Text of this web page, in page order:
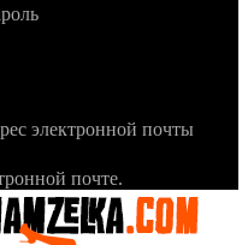
электронной почты
почте.